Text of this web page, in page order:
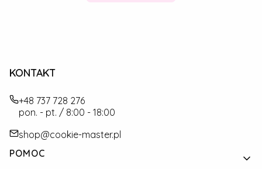
KONTAKT
+48 737 728 276
pon. - pt. / 8:00 - 18:00
shop@cookie-master.pl
Linki w stopce
POMOC